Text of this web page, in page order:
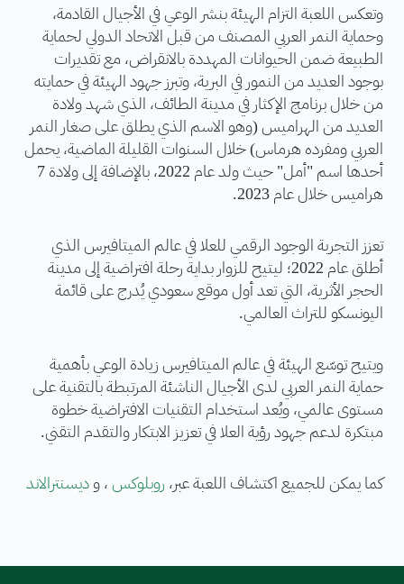
وتعكس اللعبة التزام الهيئة بنشر الوعي في الأجيال القادمة،
وحماية النمر العربي المصنف من قبل الاتحاد الدولي لحماية
الطبيعة ضمن الحيوانات المهددة بالانقراض، مع تقديرات
بوجود العديد من النمور في البرية، وتبرز جهود الهيئة في حمايته
من خلال برنامج الإكثار في مدينة الطائف، الذي شهد ولادة
العديد من الهراميس (وهو الاسم الذي يطلق على صغار النمر
العربي ومفرده هرماس) خلال السنوات القليلة الماضية، يحمل
أحدها اسم "أمل" حيث ولد عام 2022، بالإضافة إلى ولادة 7
هراميس خلال عام 2023.
تعزز التجربة الوجود الرقمي للعلا في عالم الميتافيرس الذي
أطلق عام 2022؛ ليتيح للزوار بداية رحلة افتراضية إلى مدينة
الحجر الأثرية، التي تعد أول موقع سعودي يُدرج على قائمة
اليونسكو للتراث العالمي.
ويتيح توسّع الهيئة في عالم الميتافيرس زيادة الوعي بأهمية
حماية النمر العربي لدى الأجيال الناشئة المرتبطة بالتقنية على
مستوى عالمي، ويُعد استخدام التقنيات الافتراضية خطوة
مبتكرة لدعم جهود رؤية العلا في تعزيز الابتكار والتقدم التقني.
كما يمكن للجميع اكتشاف اللعبة عبر، روبلوكس‏، وديسنترالاند